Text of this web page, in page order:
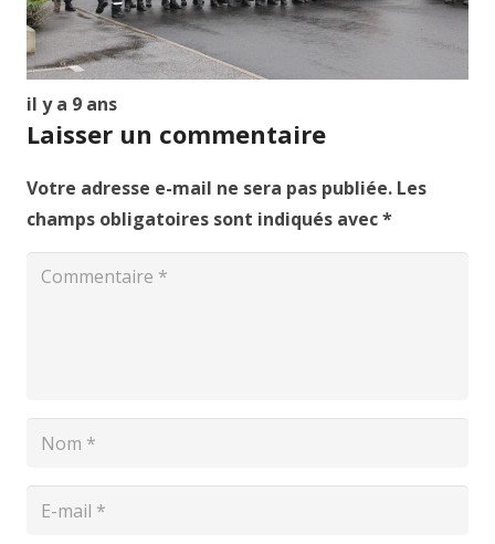
il y a 9 ans
Laisser un commentaire
Votre adresse e-mail ne sera pas publiée. Les
champs obligatoires sont indiqués avec*